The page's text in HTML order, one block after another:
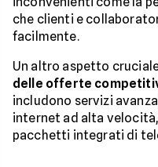
che clienti e
facilmente.
Un altro aspetto
delle offerte
includono servizi
internet ad alta
pacchetti integrati di